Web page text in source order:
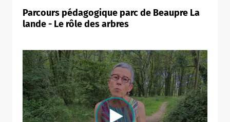
Parcours pédagogique parc de Beaupre La
lande - Le rôle des arbres